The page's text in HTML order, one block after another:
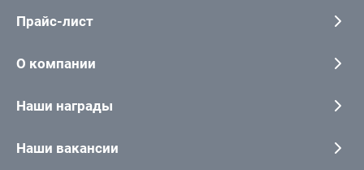
Прайс-лист
О компании
Наши награды
Наши вакансии